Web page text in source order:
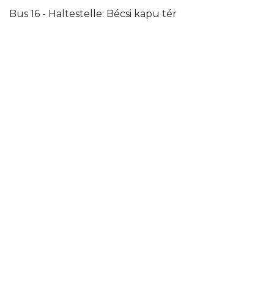
Bus 16 - Haltestelle: Bécsi kapu tér